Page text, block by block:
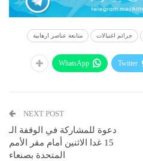
جرائم اغتيالات متابعة عناصر ارهابية
Twitter
WhatsApp
NEXT POST
دعوة للمشاركة في الوقفة الـ
15 غدا الاثنين أمام مقر الأمم
المتحدة بصنعاء